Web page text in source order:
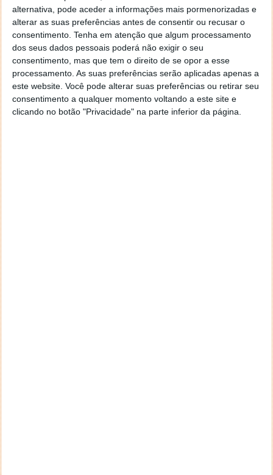
alternativa, pode aceder a informações mais pormenorizadas e
alterar as suas preferências antes de consentir ou recusar o
consentimento. Tenha em atenção que algum processamento
dos seus dados pessoais poderá não exigir o seu
consentimento, mas que tem o direito de se opor a esse
processamento. As suas preferências serão aplicadas apenas a
este website. Você pode alterar suas preferências ou retirar seu
consentimento a qualquer momento voltando a este site e
clicando no botão "Privacidade" na parte inferior da página.